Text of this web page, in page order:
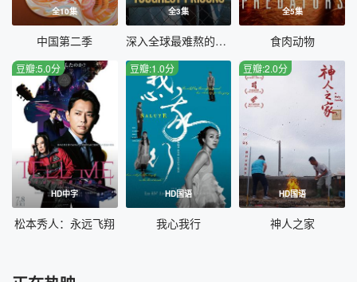
全10集
中国第二季
全3集
深入全球最难熬的监狱第六季
全5集
食肉动物
HD中字
豆瓣:5.0分
松本秀人：永远飞翔
HD国语
豆瓣:1.0分
我心我行
HD国语
豆瓣:2.0分
神人之家